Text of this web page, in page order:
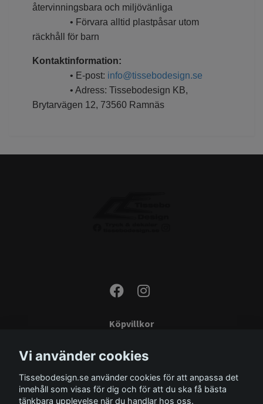
återvinningsbara och miljövänliga
• Förvara alltid plastpåsar utom
räckhåll för barn
Kontaktinformation:
• E-post: info@tissebodesign.se
• Adress: Tissebodesign KB,
Brytarvägen 12, 73560 Ramnäs
Köpvillkor
Monteringsinstruktioner
Miljö
Storleksguide
Vi använder cookies
Tissebodesign.se använder cookies för att anpassa det
innehåll som visas för dig och för att du ska få bästa
tänkbara upplevelse när du handlar hos oss.